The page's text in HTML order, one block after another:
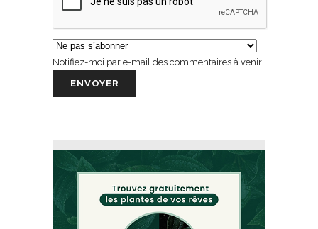
Notifiez-moi par e-mail des commentaires à venir.